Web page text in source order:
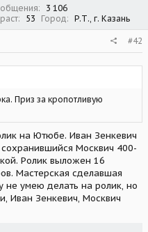
3 106
53 Город Р.Т., г. Казань
#42
Приз за кропотливую
на Ютюбе. Иван Зенкевич
Москвич 400-
Ролик выложен 16
Мастерская сделавшая
не умею делать на ролик, но
Иван Зенкевич, Москвич